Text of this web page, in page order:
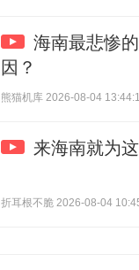
海南最悲惨
因？
熊猫机库 2026-08-04
来海南就为
折耳根不脆 2026-08-04